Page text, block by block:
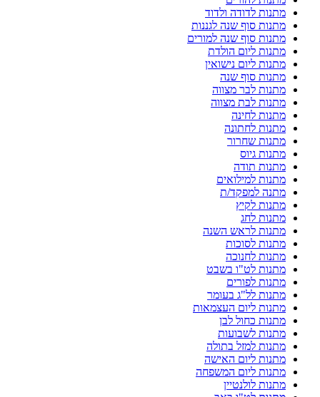
מתנות לדודה ולדוד
מתנות סוף שנה לגננות
מתנות סוף שנה למורים
מתנות ליום הולדת
מתנות ליום נישואין
מתנות סוף שנה
מתנות לבר מצווה
מתנות לבת מצווה
מתנות לחינה
מתנות לחתונה
מתנות שחרור
מתנות גיוס
מתנות תודה
מתנות למילואים
מתנה למפקד/ת
מתנות לקיץ
מתנות לחג
מתנות לראש השנה
מתנות לסוכות
מתנות לחנוכה
מתנות לט"ו בשבט
מתנות לפורים
מתנות לל"ג בעומר
מתנות ליום העצמאות
מתנות כחול לבן
מתנות לשבועות
מתנות למזל בתולה
מתנות ליום האישה
מתנות ליום המשפחה
מתנות לולנטיין